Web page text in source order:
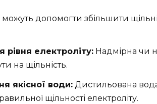
допомогти збільшити
рівня електроліту: Надмірна чи
на щільність.
якісної води: Дистильована
щільності електроліту.